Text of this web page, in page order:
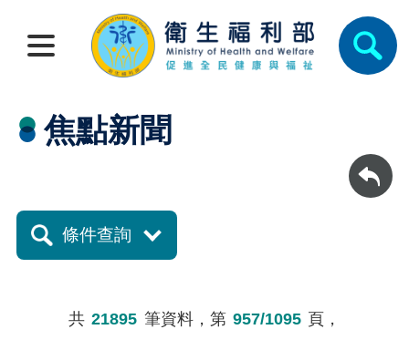
焦點新聞
回上一頁
條件查詢
共 21895 筆資料，第 957/1095 頁，